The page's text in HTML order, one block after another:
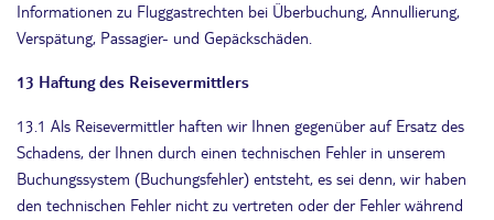
Informationen zu Fluggastrechten bei Überbuchung, Annullierung,
Verspätung, Passagier- und Gepäckschäden.
13 Haftung des Reisevermittlers
13.1 Als Reisevermittler haften wir Ihnen gegenüber auf Ersatz des
Schadens, der Ihnen durch einen technischen Fehler in unserem
Buchungssystem (Buchungsfehler) entsteht, es sei denn, wir haben
den technischen Fehler nicht zu vertreten oder der Fehler während